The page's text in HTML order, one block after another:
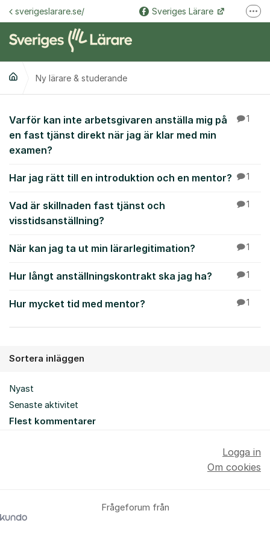
Hoppa till innehåll
sverigeslarare.se/ Sveriges Lärare
Ny lärare & studerande
Ny lärare &
Varför kan inte arbetsgivaren anställa mig på
en fast tjänst direkt när jag är klar med min
examen?
1
Har jag rätt till en introduktion och en mentor? 1
Vad är skillnaden fast tjänst och
visstidsanställning?
1
När kan jag ta ut min lärarlegitimation? 1
Hur långt anställningskontrakt ska jag ha? 1
Hur mycket tid med mentor? 1
Sortera inläggen
Nyast
Senaste aktivitet
Flest kommentarer
Frågeforum från
Logga in
Om cookies